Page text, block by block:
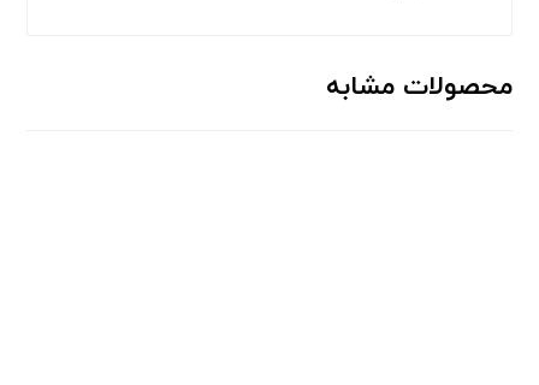
محصولات مشابه